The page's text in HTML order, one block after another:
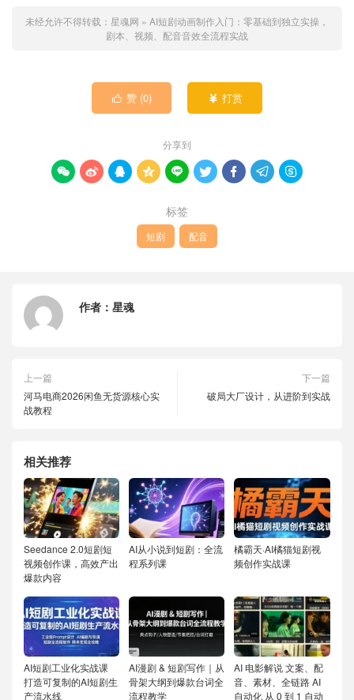
未经允许不得转载： 星魂网 » AI短剧动画制作入门：零基础到独立实操，
剧本、视频、配音音效全流程实战
 赞 (0)  打赏
分享到
        
标签
短剧 配音
作者： 星魂
上一篇
河马电商2026闲鱼无货源核心实
战教程
下一篇
破局大厂设计，从进阶到实战
相关推荐
Seedance 2.0短剧短
视频创作课，高效产出
爆款内容
AI从小说到短剧：全流
程系列课
橘霸天·AI橘猫短剧视
频创作实战课
AI短剧工业化实战课
打造可复制的AI短剧生
产流水线
AI漫剧 & 短剧写作｜从
骨架大纲到爆款台词全
流程教学
AI 电影解说 文案、配
音、素材、全链路 AI
自动化 从 0 到 1 自动